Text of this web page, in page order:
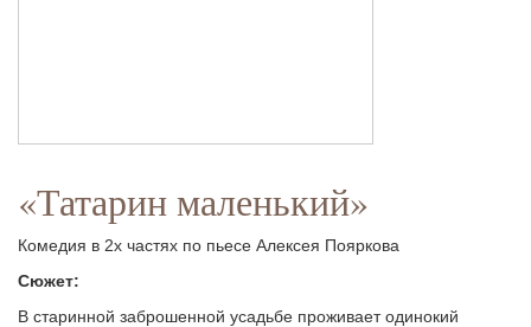
«Татарин маленький»
Комедия в 2х частях по пьесе Алексея Пояркова
Сюжет:
В старинной заброшенной усадьбе проживает одинокий